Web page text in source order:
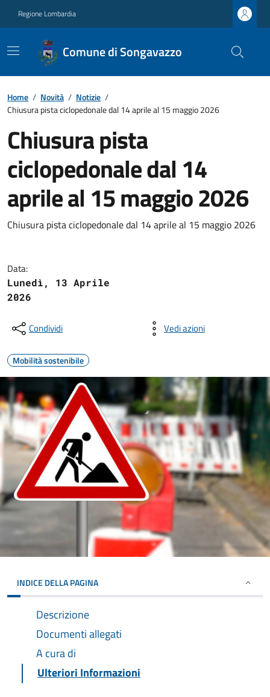
Regione Lombardia
Comune di Songavazzo
Home / Novità / Notizie /
Chiusura pista ciclopedonale dal 14 aprile al 15 maggio 2026
Chiusura pista
ciclopedonale dal 14
aprile al 15 maggio 2026
Chiusura pista ciclopedonale dal 14 aprile al 15 maggio 2026
Data:
Lunedì, 13 Aprile
2026
Condividi Vedi azioni
Mobilità sostenibile
INDICE DELLA PAGINA
Descrizione
Documenti allegati
A cura di
Ulteriori Informazioni